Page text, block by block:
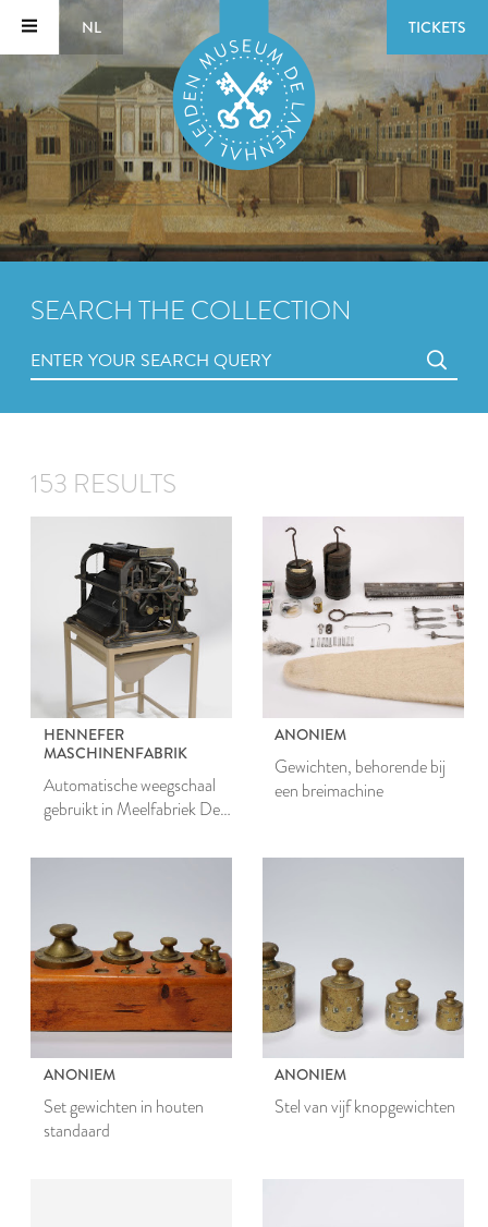
NL TICKETS
SEARCH THE COLLECTION
153 RESULTS
HENNEFER
MASCHINENFABRIK
Automatische weegschaal
gebruikt in Meelfabriek De
ANONIEM
Gewichten, behorende bij
een breimachine
ANONIEM
Set gewichten in houten
standaard
ANONIEM
Stel van vijf knopgewichten